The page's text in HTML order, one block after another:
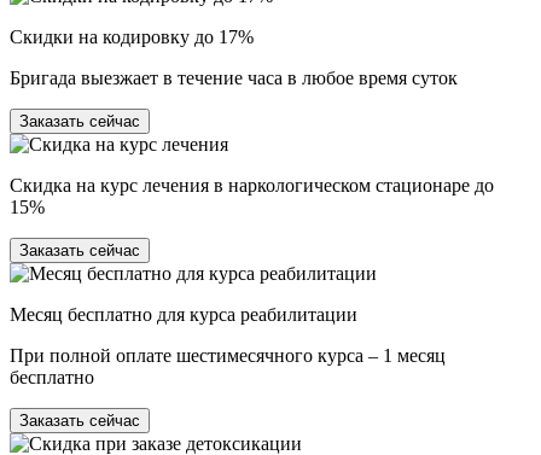
Скидки на кодировку до 17%
Бригада выезжает в течение часа в любое время суток
Заказать сейчас
Скидка на курс лечения в наркологическом стационаре до
15%
Заказать сейчас
Месяц бесплатно для курса реабилитации
При полной оплате шестимесячного курса – 1 месяц
бесплатно
Заказать сейчас